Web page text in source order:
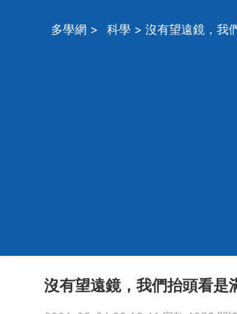
多學網 > 科學 > 沒有望遠鏡，我
沒有望遠鏡，我們抬頭看是